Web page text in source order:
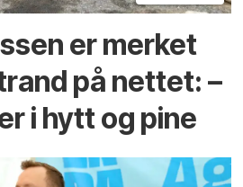
er merket
på nettet: –
i hytt og pine